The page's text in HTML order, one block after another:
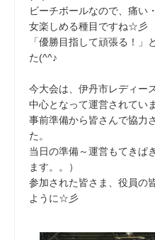
ビーチボールなので、痛い
女楽しめる種目ですね☆彡
「優勝目指して頑張る！」
た(^^♪
今大会は、伊丹市レディー
中心となって運営されていま
事前準備から皆さんで協力
た。
当日の準備～運営もてきぱ
ます。。）
参加された皆さま、役員の
ように☆彡